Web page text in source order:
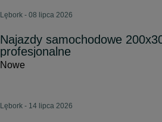
Lębork - 08 lipca 2026
Najazdy samochodowe
profesjonalne
Nowe
Lębork - 14 lipca 2026